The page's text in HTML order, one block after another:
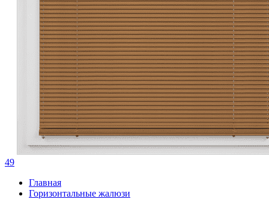
49
Главная
Горизонтальные жалюзи